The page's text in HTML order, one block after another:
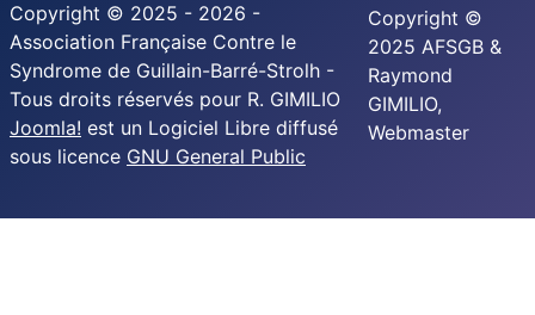
Copyright © 2025 - 2026 -
Association Française Contre le
Syndrome de Guillain-Barré-Strolh -
Tous droits réservés pour R. GIMILIO
Joomla! est un Logiciel Libre diffusé
sous licence GNU General Public
Copyright ©
2025 AFSGB &
Raymond
GIMILIO,
Webmaster